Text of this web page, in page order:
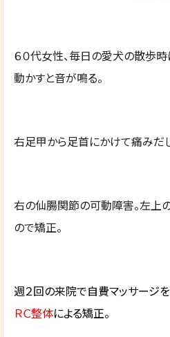
６０代女性、毎日の愛犬の散歩
動かすと音が鳴る。
右足甲から足首にかけて痛みだ
右の仙腸関節の可動障害。左上
ので矯正。
週２回の来院で自費マッサージ
ＲＣ整体による矯正。